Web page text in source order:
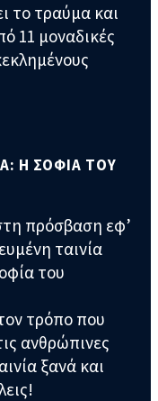
το τραύμα και
11 μοναδικές
Η ΣΟΦΙΑ ΤΟΥ
πρόσβαση εφ’
ταινία
του
τρόπο που
ανθρώπινες
ξανά και